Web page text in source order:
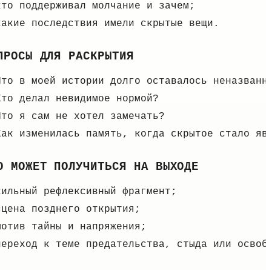
поддерживал молчание и зачем;
последствия имели скрытые вещи.
ДЛЯ РАСКРЫТИЯ
в моей истории долго оставалось
делал невидимое нормой?
я сам не хотел замечать?
изменилась память, когда скрытое стало
МОЖЕТ ПОЛУЧИТЬСЯ НА ВЫХОДЕ
рефлексивный фрагмент;
позднего открытия;
тайны и напряжения;
к теме предательства, стыда или